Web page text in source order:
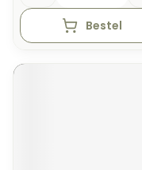
Bestel